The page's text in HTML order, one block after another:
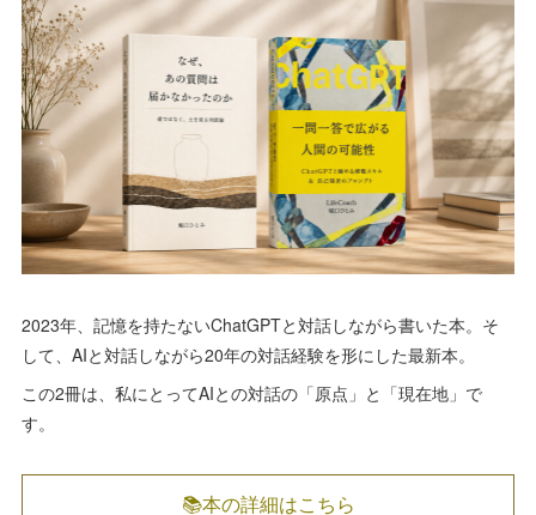
2023年、記憶を持たないChatGPTと対話しながら書いた本。そ
して、AIと対話しながら20年の対話経験を形にした最新本。
この2冊は、私にとってAIとの対話の「原点」と「現在地」で
す。
📚本の詳細はこちら